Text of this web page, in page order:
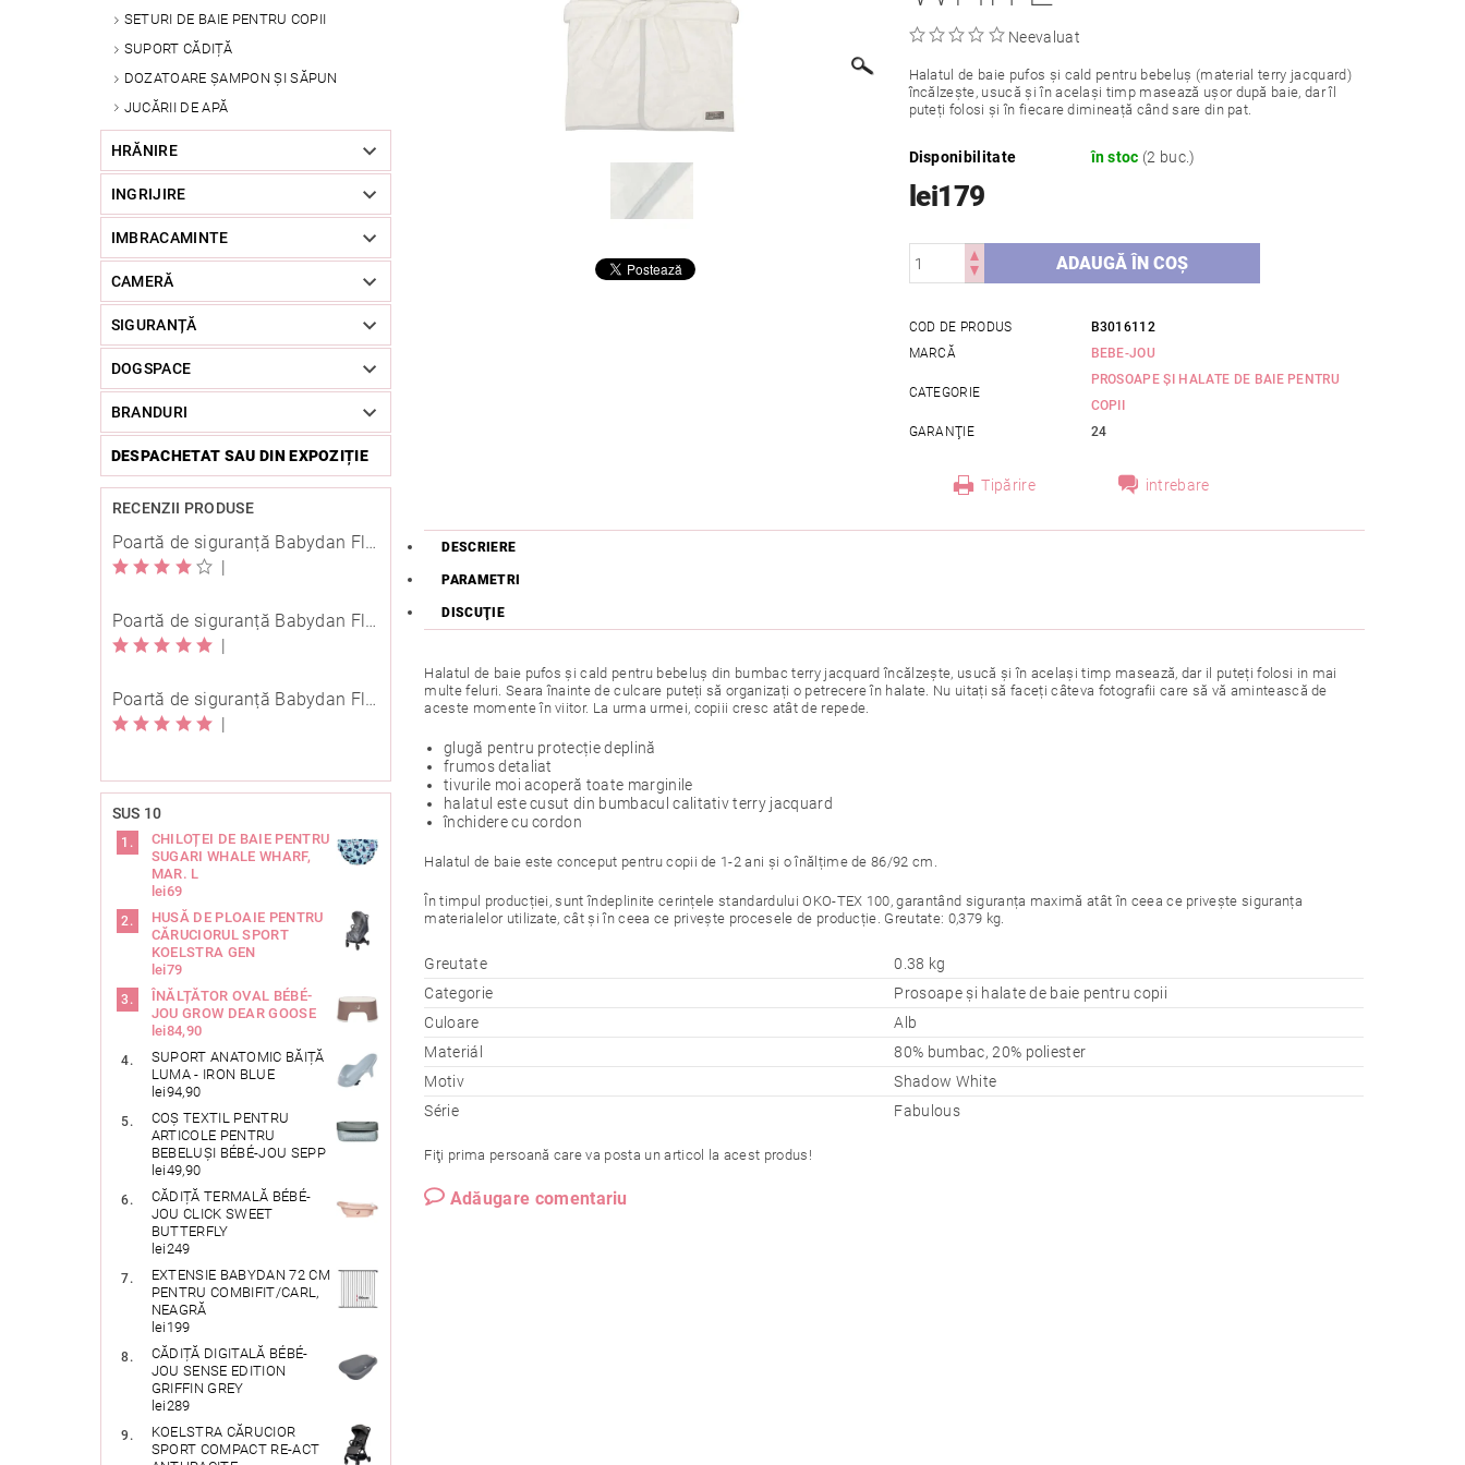
SETURI DE BAIE PENTRU COPII
SUPORT CĂDIȚĂ
DOZATOARE ȘAMPON ȘI SĂPUN
JUCĂRII DE APĂ
HRĂNIRE
INGRIJIRE
IMBRACAMINTE
CAMERĂ
SIGURANȚĂ
DOGSPACE
BRANDURI
DESPACHETAT SAU DIN EXPOZIȚIE
RECENZII PRODUSE
Poartă de siguranță Babydan Flexi Fit metal albă 67-105,5 cm cu înșurubare
Poartă de siguranță Babydan Flexi Fit metal neagră 67-105,5 cm cu înșurubare
Poartă de siguranță Babydan Flexi Fit metal neagră 67-105,5 cm cu înșurubare
SUS 10
CHILOȚEI DE BAIE PENTRU
SUGARI WHALE WHARF,
MAR. L
lei69
HUSĂ DE PLOAIE PENTRU
CĂRUCIORUL SPORT
KOELSTRA GEN
lei79
ÎNĂLȚĂTOR OVAL BÉBÉ-
JOU GROW DEAR GOOSE
lei84,90
SUPORT ANATOMIC BĂIȚĂ
LUMA - IRON BLUE
lei94,90
COȘ TEXTIL PENTRU
ARTICOLE PENTRU
BEBELUȘI BÉBÉ-JOU SEPP
lei49,90
CĂDIȚĂ TERMALĂ BÉBÉ-
JOU CLICK SWEET
BUTTERFLY
lei249
EXTENSIE BABYDAN 72 CM
PENTRU COMBIFIT/CARL,
NEAGRĂ
lei199
CĂDIȚĂ DIGITALĂ BÉBÉ-
JOU SENSE EDITION
GRIFFIN GREY
lei289
KOELSTRA CĂRUCIOR
SPORT COMPACT RE-ACT
Neevaluat
Halatul de baie pufos și cald pentru bebeluș (material terry jacquard)
încălzește, usucă și în același timp masează ușor după baie, dar îl
puteți folosi și în fiecare dimineață când sare din pat.
Disponibilitate în stoc (2 buc.)
lei179
COD DE PRODUS
B3016112
MARCĂ
BEBE-JOU
CATEGORIE
PROSOAPE ȘI HALATE DE BAIE PENTRU
COPII
GARANŢIE
24
Tipărire intrebare
DESCRIERE
PARAMETRI
DISCUŢIE
Halatul de baie pufos și cald pentru bebeluș din bumbac terry jacquard încălzește, usucă și în același timp masează, dar il puteți folosi in mai
multe feluri. Seara înainte de culcare puteți să organizați o petrecere în halate. Nu uitați să faceți câteva fotografii care să vă amintească de
aceste momente în viitor. La urma urmei, copiii cresc atât de repede.
glugă pentru protecție deplină
frumos detaliat
tivurile moi acoperă toate marginile
halatul este cusut din bumbacul calitativ terry jacquard
închidere cu cordon
Halatul de baie este conceput pentru copii de 1-2 ani și o înălțime de 86/92 cm.
În timpul producției, sunt îndeplinite cerințele standardului OKO-TEX 100, garantând siguranța maximă atât în ​​ceea ce privește siguranța
materialelor utilizate, cât și în ceea ce privește procesele de producție. Greutate: 0,379 kg.
Greutate
0.38 kg
Categorie
Prosoape și halate de baie pentru copii
Culoare
Alb
Materiál
80% bumbac, 20% poliester
Motiv
Shadow White
Série
Fabulous
Fiţi prima persoană care va posta un articol la acest produs!
Adăugare comentariu